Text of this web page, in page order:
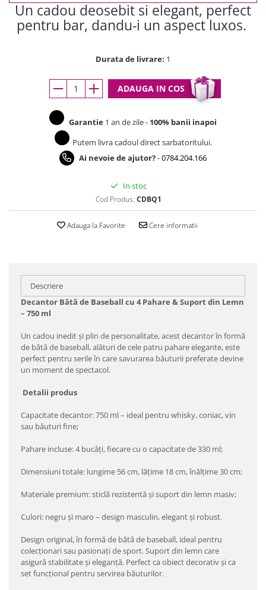
Un cadou deosebit si elegant, perfect
pentru bar, dandu-i un aspect luxos.
Durata de livrare: 1
ADAUGA IN COS
Garantie 1 an de zile - 100% banii inapoi
Putem livra cadoul direct sarbatoritului.
Ai nevoie de ajutor?-0784.204.166
In stoc
Cod Produs: CDBQ1
Adauga la Favorite Cere informatii
Descriere
Decantor Bâtă de Baseball cu 4 Pahare & Suport din Lemn
– 750 ml
Un cadou inedit și plin de personalitate, acest decantor în formă
de bâtă de baseball, alături de cele patru pahare elegante, este
perfect pentru serile în care savurarea băuturii preferate devine
un moment de spectacol.
Detalii produs
Capacitate decantor: 750 ml – ideal pentru whisky, coniac, vin
sau băuturi fine;
Pahare incluse: 4 bucăți, fiecare cu o capacitate de 330 ml;
Dimensiuni totale: lungime 56 cm, lățime 18 cm, înălțime 30 cm;
Materiale premium: sticlă rezistentă și suport din lemn masiv;
Culori: negru și maro – design masculin, elegant și robust.
Design original, în formă de bâtă de baseball, ideal pentru
colecționari sau pasionați de sport. Suport din lemn care
asigură stabilitate și eleganță. Perfect ca obiect decorativ și ca
set funcțional pentru servirea băuturilor.